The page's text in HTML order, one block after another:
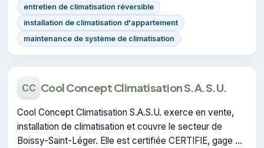
entretien de climatisation réversible
installation de climatisation d'appartement
maintenance de système de climatisation
CC Cool Concept Climatisation S.A.S.U.
Cool Concept Climatisation S.A.S.U. exerce en vente,
installation de climatisation et couvre le secteur de
Boissy-Saint-Léger. Elle est certifiée CERTIFIE, gage de